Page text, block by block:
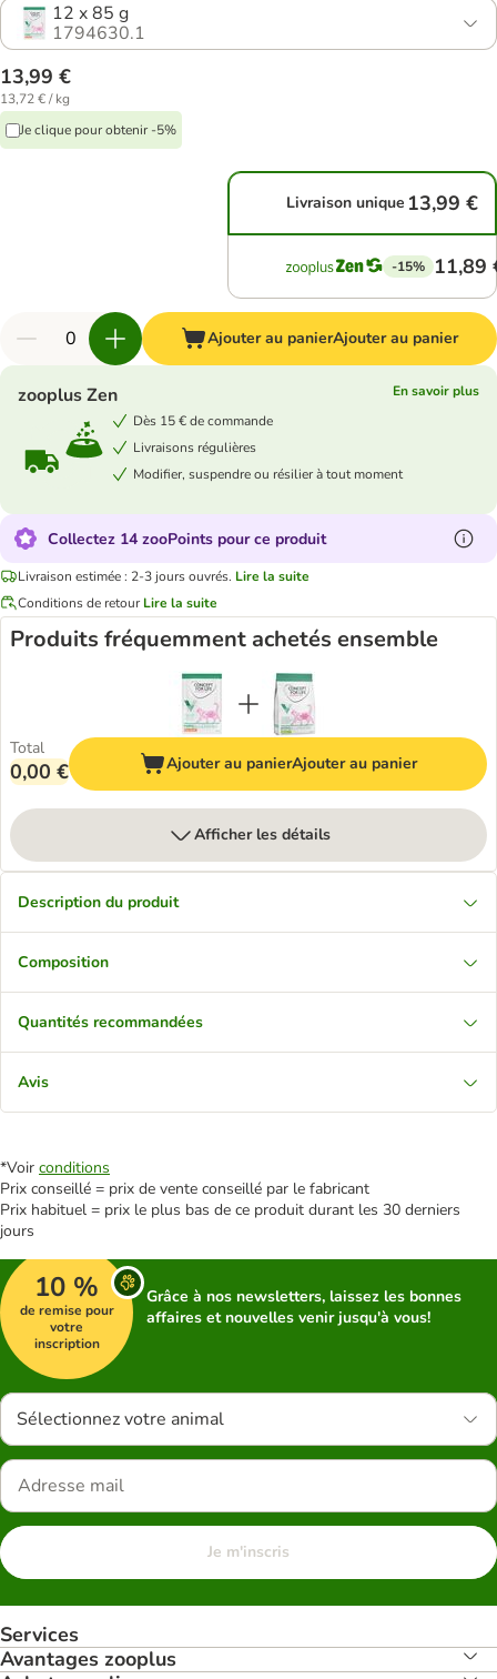
12 x 85 g
1794630.1
13,99 €
13,72 € / kg
Je clique pour obtenir -5%
Livraison unique 13,99 €
-15% 11,89
Ajouter au panierAjouter au panier
zooplus Zen
En savoir plus
Dès 15 € de commande
Livraisons régulières
Modifier, suspendre ou résilier à tout moment
Collectez 14 zooPoints pour ce produit
Livraison estimée : 2-3 jours ouvrés. Lire la suite
Conditions de retour Lire la suite
Produits fréquemment achetés ensemble
Total
0,00 € Ajouter au panierAjouter au panier
Afficher les détails
Description du produit
Composition
Quantités recommandées
Avis
*Voir conditions
Prix conseillé = prix de vente conseillé par le fabricant
Prix habituel = prix le plus bas de ce produit durant les 30 derniers
jours
10 %
de remise pour
votre
inscription
Grâce à nos newsletters, laissez les bonnes
affaires et nouvelles venir jusqu'à vous!
Sélectionnez votre animal
Je m'inscris
Services
Avantages zooplus